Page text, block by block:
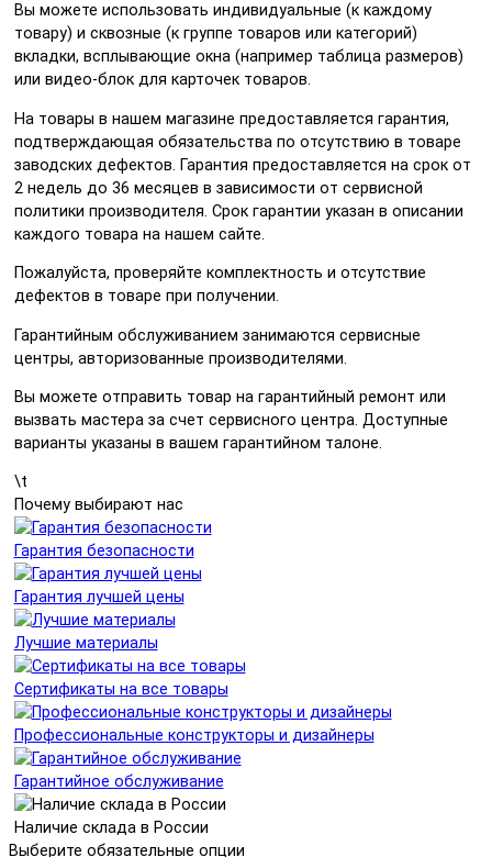
Вы можете использовать индивидуальные (к каждому
товару) и сквозные (к группе товаров или категорий)
вкладки, всплывающие окна (например таблица размеров)
или видео-блок для карточек товаров.
На товары в нашем магазине предоставляется гарантия,
подтверждающая обязательства по отсутствию в товаре
заводских дефектов. Гарантия предоставляется на срок от
2 недель до 36 месяцев в зависимости от сервисной
политики производителя. Срок гарантии указан в описании
каждого товара на нашем сайте.
Пожалуйста, проверяйте комплектность и отсутствие
дефектов в товаре при получении.
Гарантийным обслуживанием занимаются сервисные
центры, авторизованные производителями.
Вы можете отправить товар на гарантийный ремонт или
вызвать мастера за счет сервисного центра. Доступные
варианты указаны в вашем гарантийном талоне.
\t
Почему выбирают нас
Гарантия безопасности
Гарантия лучшей цены
Лучшие материалы
Сертификаты на все товары
Профессиональные конструкторы и дизайнеры
Гарантийное обслуживание
Наличие склада в России
Выберите обязательные опции